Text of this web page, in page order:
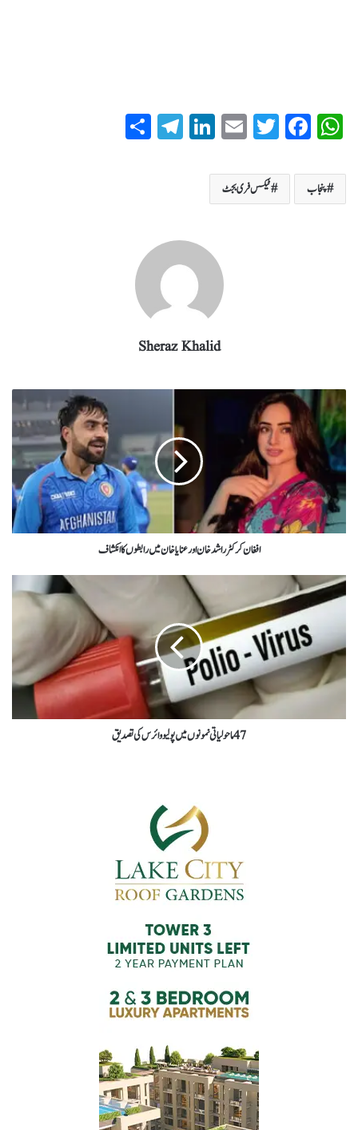
W
ha
ts
A
Fa
ce
bo
ok
T
wi
tte
r
E
m
ail
Li
nk
T
el
پنجاب ٹیکس فری بجٹ
Sheraz Khalid
افغان کرکٹرراشد خان اور عنایاخان میں رابطوں کاانکشاف